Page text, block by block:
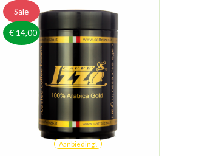
Sale
-€ 14,00
Aanbieding!